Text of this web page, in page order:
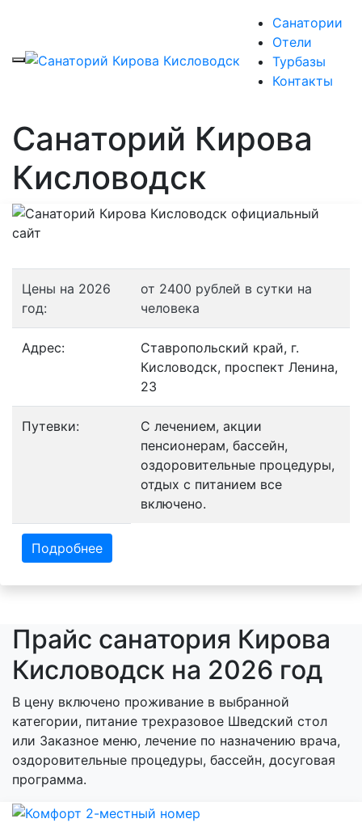
Санатории
Отели
Турбазы
Контакты
Санаторий Кирова
Кисловодск
Цены на 2026
год:
от 2400 рублей в сутки на
человека
Адрес:
Ставропольский край, г.
Кисловодск, проспект Ленина,
23
Путевки:
С лечением, акции
пенсионерам, бассейн,
оздоровительные процедуры,
отдых с питанием все
включено.
Подробнее
Прайс санатория Кирова
Кисловодск на 2026 год
В цену включено проживание в выбранной
категории, питание трехразовое Шведский стол
или Заказное меню, лечение по назначению врача,
оздоровительные процедуры, бассейн, досуговая
программа.